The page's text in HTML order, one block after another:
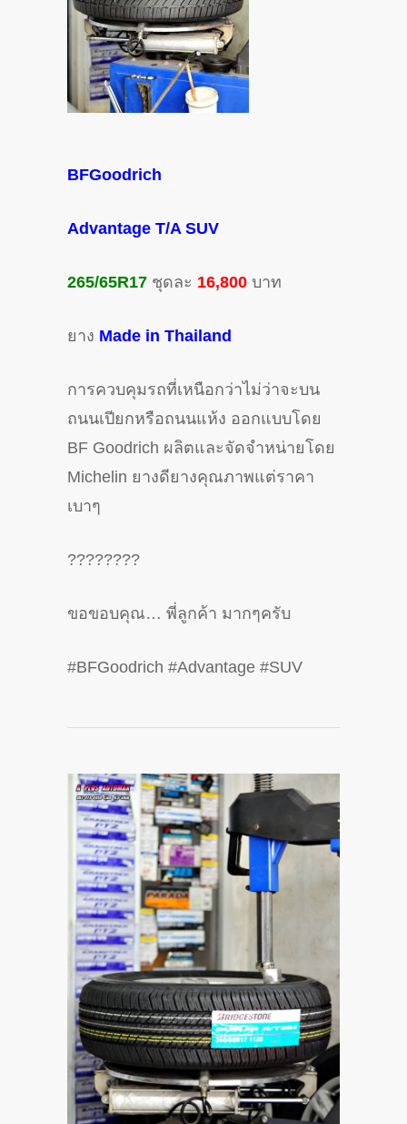
BFGoodrich
Advantage T/A SUV
265/65R17 ชุดละ 16,800 บาท
ยาง Made in Thailand
การควบคุมรถที่เหนือกว่าไม่ว่าจะบน
ถนนเปียกหรือถนนแห้ง ออกแบบโดย
BF Goodrich ผลิตและจัดจำหน่ายโดย
Michelin ยางดียางคุณภาพแต่ราคา
เบาๆ
????????
ขอขอบคุณ… พี่ลูกค้า มากๆครับ
#BFGoodrich #Advantage #SUV